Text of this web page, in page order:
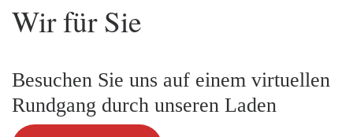
Wir für Sie
Besuchen Sie uns auf einem virtuellen
Rundgang durch unseren Laden